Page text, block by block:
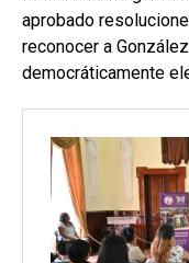
aprobado
reconocer a
democráticamente